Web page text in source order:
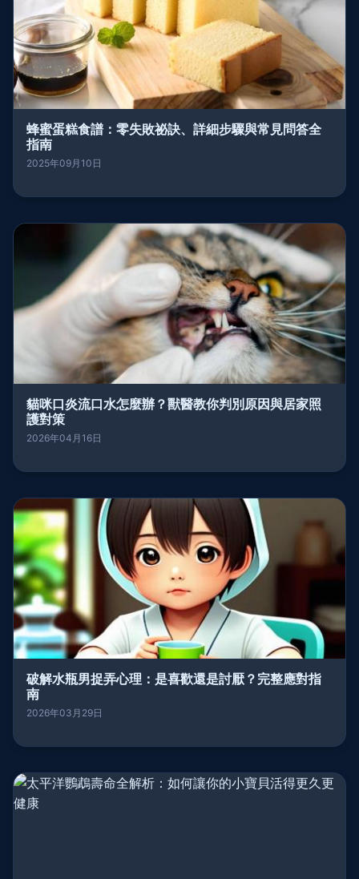
蜂蜜蛋糕食譜：零失敗祕訣、詳細步驟與常見問答全
指南
2025年09月10日
貓咪口炎流口水怎麼辦？獸醫教你判別原因與居家照
護對策
2026年04月16日
破解水瓶男捉弄心理：是喜歡還是討厭？完整應對指
南
2026年03月29日